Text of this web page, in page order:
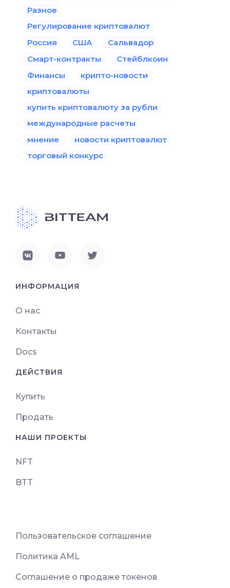
Разное
Регулирование криптовалют
Россия
США
Сальвадор
Смарт-контракты
Стейблкоин
Финансы
крипто-новости
криптовалюты
купить криптовалюту за рубли
международные расчеты
мнение
новости криптовалют
торговый конкурс
ИНФОРМАЦИЯ
О нас
Контакты
Docs
ДЕЙСТВИЯ
Купить
Продать
НАШИ ПРОЕКТЫ
NFT
BTT
Пользовательское соглашение
Политика AML
Соглашение о продаже токенов